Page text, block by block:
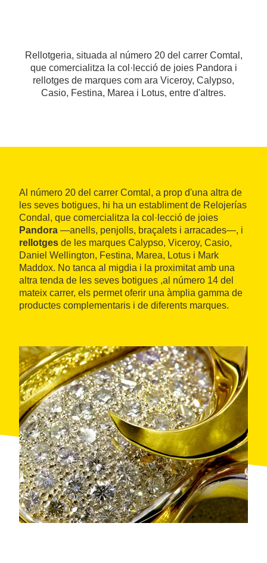
Rellotgeria, situada al número 20 del carrer Comtal,
que comercialitza la col·lecció de joies Pandora i
rellotges de marques com ara Viceroy, Calypso,
Casio, Festina, Marea i Lotus, entre d'altres.
Al número 20 del carrer Comtal, a prop d'una altra de
les seves botigues, hi ha un establiment de Relojerías
Condal, que comercialitza la col·lecció de joies
Pandora —anells, penjolls, braçalets i arracades—, i
rellotges de les marques Calypso, Viceroy, Casio,
Daniel Wellington, Festina, Marea, Lotus i Mark
Maddox. No tanca al migdia i la proximitat amb una
altra tenda de les seves botigues ,al número 14 del
mateix carrer, els permet oferir una àmplia gamma de
productes complementaris i de diferents marques.